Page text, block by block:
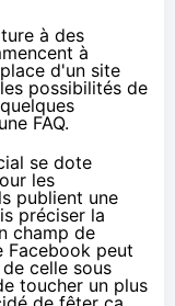
à des
à
d'un site
possibilités de
FAQ.
se dote
les
publient une
préciser la
champ de
Facebook peut
celle sous
toucher un plus